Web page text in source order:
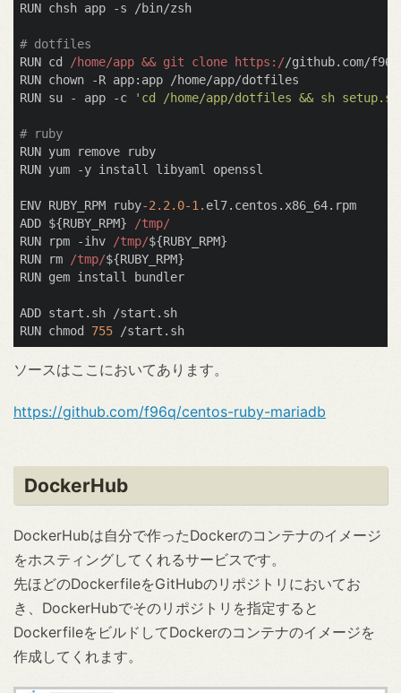
RUN chsh app -s /bin/zsh
# dotfiles
RUN cd /home/app && git clone https://github.com/
RUN chown -R app:app /home/app/dotfiles
RUN su - app -c
'cd /home/app/dotfiles && sh
# ruby
RUN yum remove ruby
RUN yum -y install libyaml openssl
ENV RUBY_RPM ruby-2.2.0-1. el7.centos.x86_64.rpm
ADD ${RUBY_RPM} /tmp/
RUN rpm -ihv /tmp/${RUBY_RPM}
RUN rm /tmp/${RUBY_RPM}
RUN gem install bundler
ADD start.sh /start.sh
RUN chmod 755
ソースはここにおいてあります。
https://github.com/f96q/centos-ruby-mariadb
DockerHub
DockerHubは自分で作ったDockerのコンテナのイメージ
をホスティングしてくれるサービスです。
先ほどのDockerfileをGitHubのリポジトリにおいてお
き、DockerHubでそのリポジトリを指定すると
DockerfileをビルドしてDockerのコンテナのイメージを
作成してくれます。